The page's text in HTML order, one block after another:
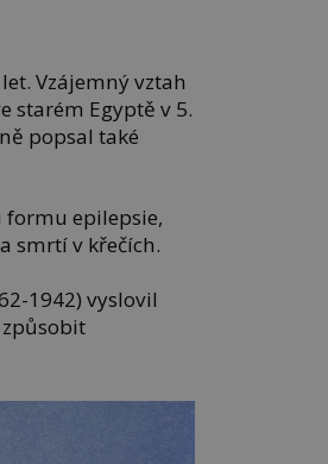
Vzájemný vztah
starém Egyptě v 5.
popsal také
formu epilepsie,
smrtí v křečích.
1942) vyslovil